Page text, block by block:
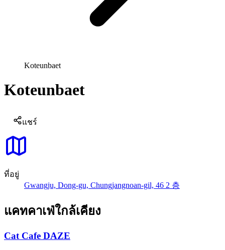
Koteunbaet
Koteunbaet
แชร์
ที่อยู่
Gwangju, Dong-gu, Chungjangnoan-gil, 46 2 층
แคทคาเฟ่ใกล้เคียง
Cat Cafe DAZE